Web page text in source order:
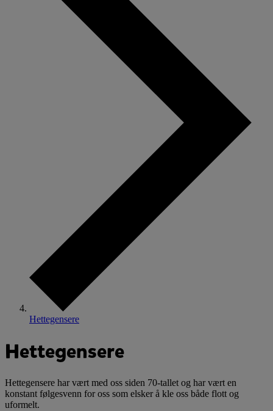
Hettegensere
Hettegensere
Hettegensere har vært med oss siden 70-tallet og har vært en
konstant følgesvenn for oss som elsker å kle oss både flott og
uformelt.